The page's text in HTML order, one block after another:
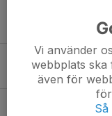
24 apr 2023
Tumba
17 apr 2023
Nu börjar
Vi använder
webbplats ska
även för